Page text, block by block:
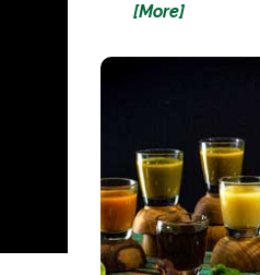
[More]